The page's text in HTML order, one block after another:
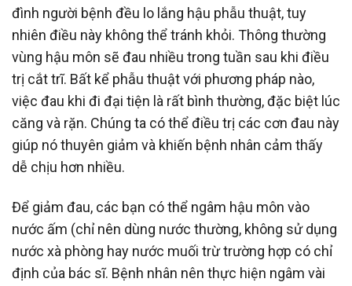
đình người bệnh đều lo lắng hậu phẫu thuật, tuy
nhiên điều này không thể tránh khỏi. Thông thường
vùng hậu môn sẽ đau nhiều trong tuần sau khi điều
trị cắt trĩ. Bất kể phẫu thuật với phương pháp nào,
việc đau khi đi đại tiện là rất bình thường, đặc biệt lúc
căng và rặn. Chúng ta có thể điều trị các cơn đau này
giúp nó thuyên giảm và khiến bệnh nhân cảm thấy
dễ chịu hơn nhiều.
Để giảm đau, các bạn có thể ngâm hậu môn vào
nước ấm (chỉ nên dùng nước thường, không sử dụng
nước xà phòng hay nước muối trừ trường hợp có chỉ
định của bác sĩ. Bệnh nhân nên thực hiện ngâm vài